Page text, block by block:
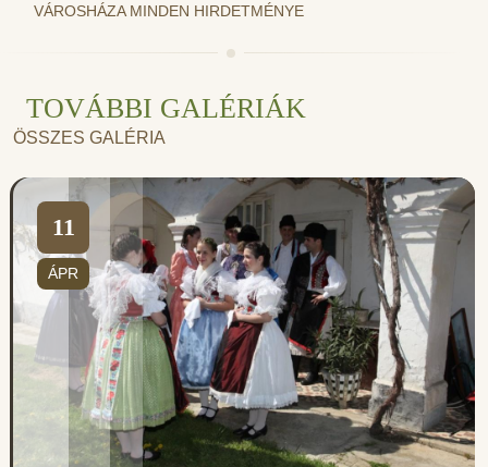
VÁROSHÁZA MINDEN HIRDETMÉNYE
TOVÁBBI GALÉRIÁK
ÖSSZES GALÉRIA
11
ÁPR